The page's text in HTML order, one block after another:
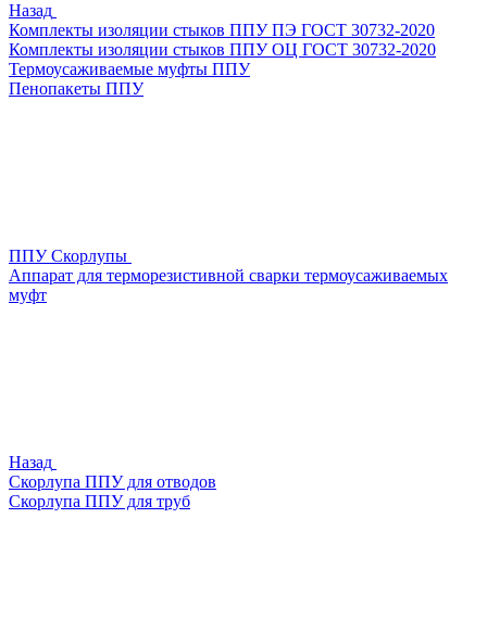
Назад
Комплекты изоляции стыков ППУ ПЭ ГОСТ 30732-2020
Комплекты изоляции стыков ППУ ОЦ ГОСТ 30732-2020
Термоусаживаемые муфты ППУ
Пенопакеты ППУ
ППУ Скорлупы
Аппарат для терморезистивной сварки термоусаживаемых
муфт
Назад
Скорлупа ППУ для отводов
Скорлупа ППУ для труб